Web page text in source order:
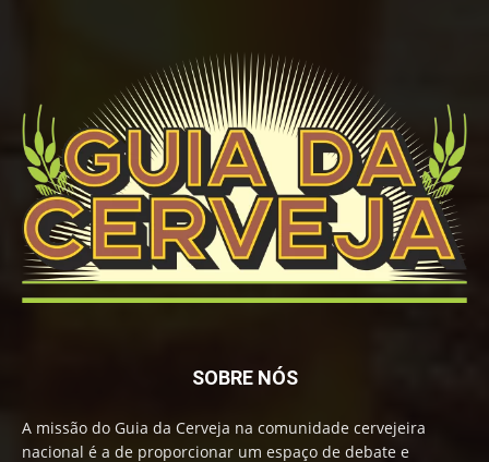
SOBRE NÓS
A missão do Guia da Cerveja na comunidade cervejeira
nacional é a de proporcionar um espaço de debate e